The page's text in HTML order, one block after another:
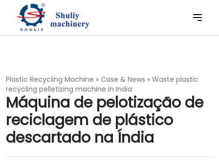
Plastic Recycling Machine » Case & News » Waste plastic
recycling pelletizing machine in India
Máquina de pelotização de
reciclagem de plástico
descartado na Índia